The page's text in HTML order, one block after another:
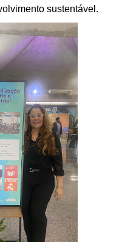
sustentável.